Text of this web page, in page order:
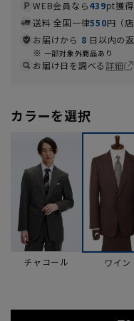
WEB会員なら439pt獲得
送料 全国一律550円（
お届けから 8 日以内の
一部対象外商品あり
お届け日を調べる詳細
カラーを選択
チャコール ワイン